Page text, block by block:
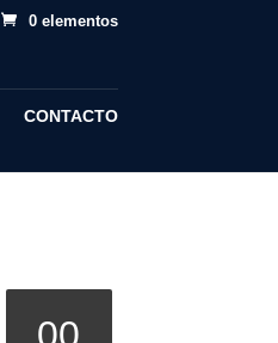
0 elementos
CONTACTO
00